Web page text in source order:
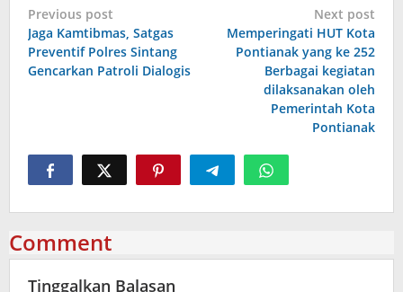
Navigasi
pos
Previous post
Jaga Kamtibmas, Satgas
Preventif Polres Sintang
Gencarkan Patroli Dialogis
Next post
Memperingati HUT Kota
Pontianak yang ke 252
Berbagai kegiatan
dilaksanakan oleh
Pemerintah Kota
Pontianak
Comment
Tinggalkan Balasan